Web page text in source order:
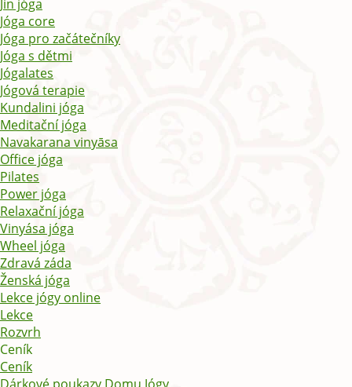
Jin jóga
Jóga core
Jóga pro začátečníky
Jóga s dětmi
Jógalates
Jógová terapie
Kundalini jóga
Meditační jóga
Navakarana vinyāsa
Office jóga
Pilates
Power jóga
Relaxační jóga
Vinyása jóga
Wheel jóga
Zdravá záda
Ženská jóga
Lekce jógy online
Lekce
Rozvrh
Ceník
Ceník